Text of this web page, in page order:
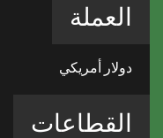
العملة
دولار أمريكي
القطاعات